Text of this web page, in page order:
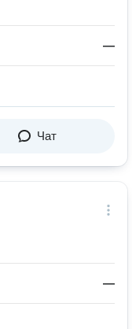
—
Чат
—